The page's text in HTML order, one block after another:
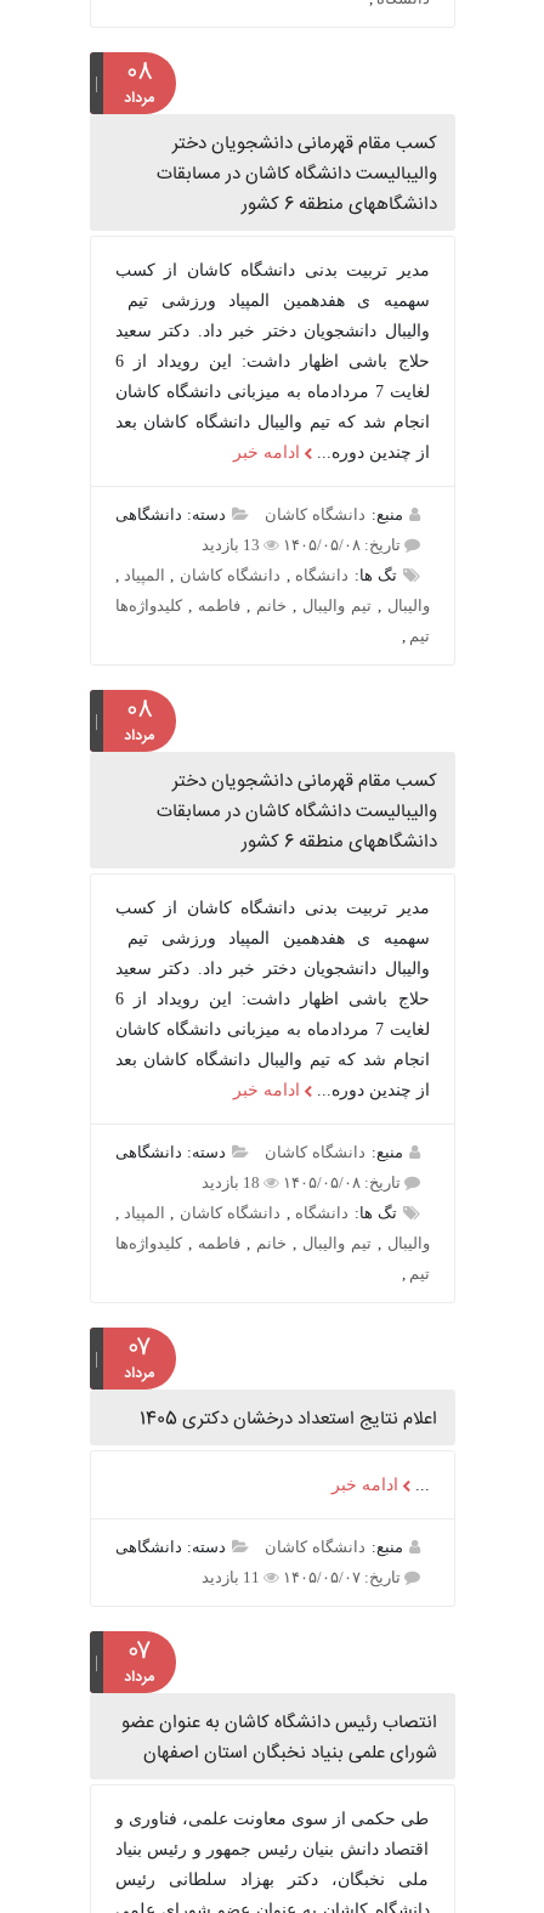
۰۸
مرداد
کسب مقام قهرمانی دانشجویان دختر
والیبالیست دانشگاه کاشان در مسابقات
دانشگاههای منطقه 6 کشور
مدیر تربیت بدنی دانشگاه کاشان از کسب
سهمیه ی هفدهمین المپیاد ورزشی تیم
والیبال دانشجویان دختر خبر داد. دکتر سعید
حلاج باشی اظهار داشت: این رویداد از 6
لغایت 7 مردادماه به میزبانی دانشگاه کاشان
انجام شد که تیم والیبال دانشگاه کاشان بعد
از چندین دوره...
ادامه خبر
منبع:دانشگاه کاشان
دسته: دانشگاهی
تاریخ: ۱۴۰۵/۰۵/۰۸
13 بازدید
تگ ها: دانشگاه,دانشگاه کاشان ,المپیاد,
, تیم والیبال , خانم, فاطمه ,کلیدواژه‌ها
۰۸
مرداد
کسب مقام قهرمانی دانشجویان دختر
والیبالیست دانشگاه کاشان در مسابقات
دانشگاههای منطقه 6 کشور
مدیر تربیت بدنی دانشگاه کاشان از کسب
سهمیه ی هفدهمین المپیاد ورزشی تیم
والیبال دانشجویان دختر خبر داد. دکتر سعید
حلاج باشی اظهار داشت: این رویداد از 6
لغایت 7 مردادماه به میزبانی دانشگاه کاشان
انجام شد که تیم والیبال دانشگاه کاشان بعد
از چندین دوره...
ادامه خبر
منبع:دانشگاه کاشان
دسته: دانشگاهی
تاریخ: ۱۴۰۵/۰۵/۰۸
18 بازدید
تگ ها: دانشگاه,دانشگاه کاشان ,المپیاد,
, تیم والیبال , خانم, فاطمه ,کلیدواژه‌ها
۰۷
مرداد
اعلام نتایج استعداد درخشان دکتری 1405
ادامه خبر
منبع:دانشگاه کاشان
دسته: دانشگاهی
تاریخ: ۱۴۰۵/۰۵/۰۷
11 بازدید
۰۷
مرداد
انتصاب رئیس دانشگاه کاشان به عنوان عضو
شورای علمی بنیاد نخبگان استان اصفهان
طی حکمی از سوی معاونت علمی، فناوری و
اقتصاد دانش بنیان رئیس جمهور و رئیس بنیاد
ملی نخبگان، دکتر بهزاد سلطانی رئیس